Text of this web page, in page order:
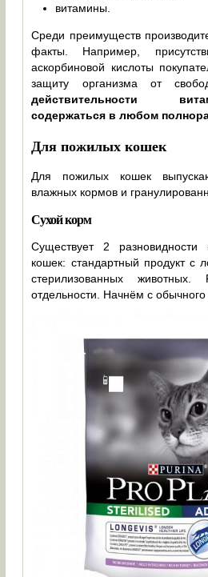
витамины.
Среди преимуществ
факты. Например,
аскорбиновой кислоты
защиту организма от
действительности
содержаться в любом
Для пожилых кошек
Для пожилых кошек
влажных кормов и
Сухой корм
Существует 2
кошек: стандартный продукт с
стерилизованных
отдельности. Начнём с обычного